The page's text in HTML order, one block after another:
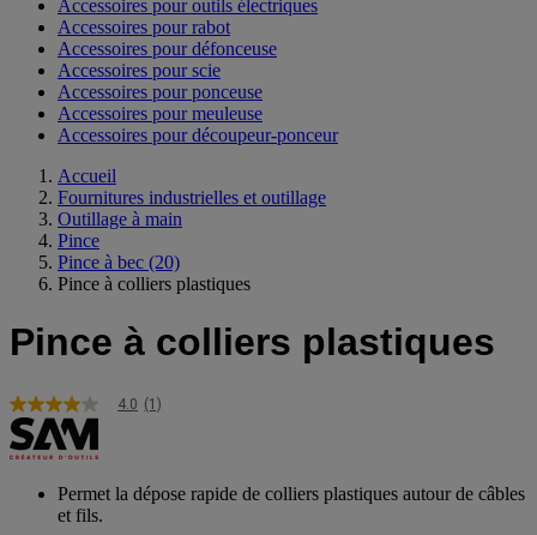
Accessoires pour outils électriques
Accessoires pour rabot
Accessoires pour défonceuse
Accessoires pour scie
Accessoires pour ponceuse
Accessoires pour meuleuse
Accessoires pour découpeur-ponceur
Accueil
Fournitures industrielles et outillage
Outillage à main
Pince
Pince à bec (20)
Pince à colliers plastiques
Pince à colliers plastiques
4.0
étoiles
sur
valeur
4.0 (1)
Permet la dépose rapide de colliers plastiques autour de câbles
et fils.